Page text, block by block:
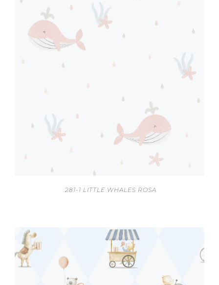
281-1 LITTLE WHALES ROSA